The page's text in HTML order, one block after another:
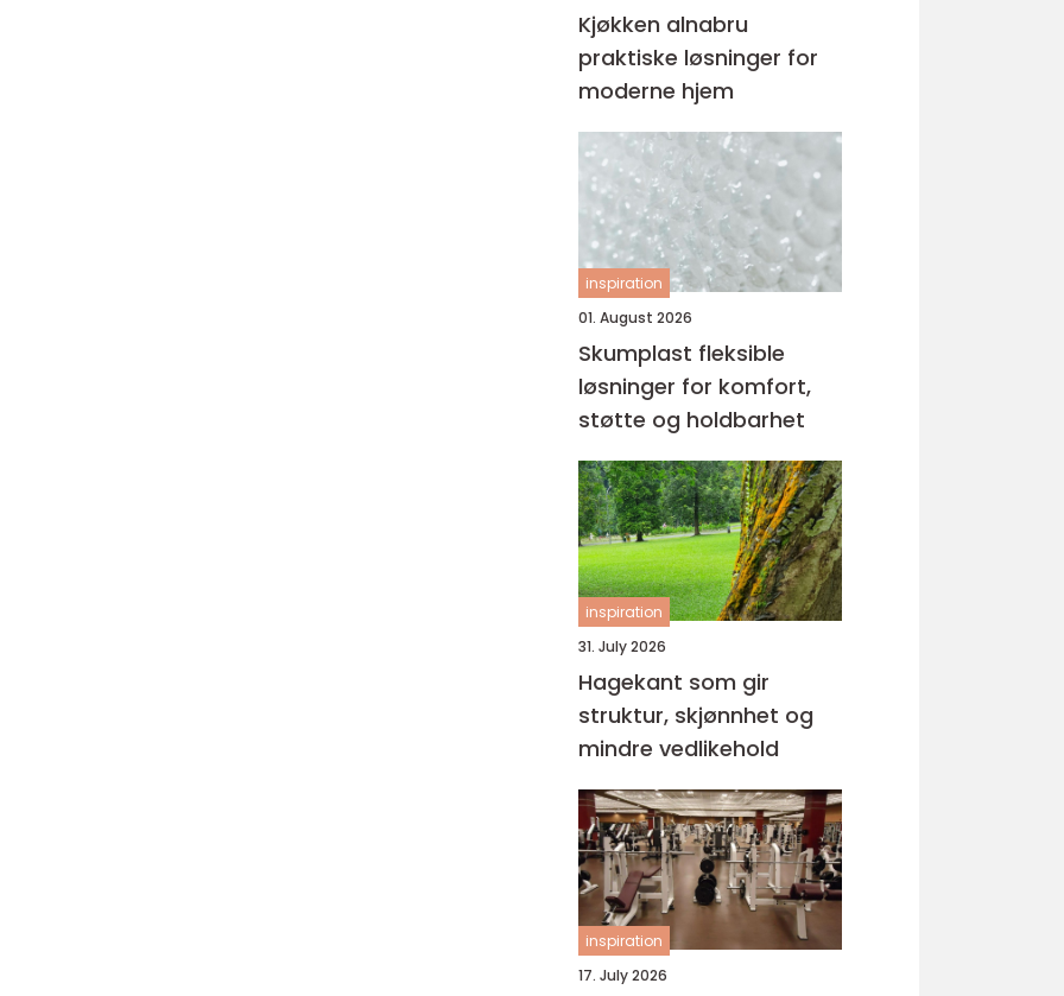
Kjøkken alnabru
praktiske løsninger for
moderne hjem
inspiration
01. August 2026
Skumplast fleksible
løsninger for komfort,
støtte og holdbarhet
inspiration
31. July 2026
Hagekant som gir
struktur, skjønnhet og
mindre vedlikehold
inspiration
17. July 2026